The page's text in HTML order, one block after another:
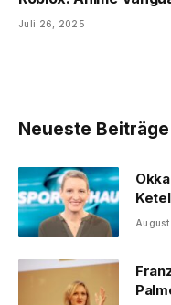
Juli 26, 2025
Neueste Beiträge